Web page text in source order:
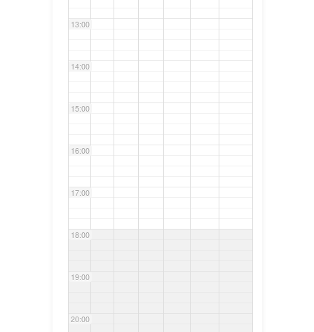
13:00
14:00
15:00
16:00
17:00
18:00
19:00
20:00